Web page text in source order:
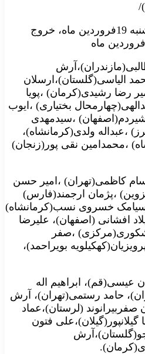
ورود ساعت ۱۸ روز چهارشنبه 19فروردین ماه، خروج
طالبی(مازندران)،آرش
الیاسی(گلستان)،ارسلان
رضا رشیدی(کرمان) ،پویا
بختیاری) ،ایوب
،سیدمهدی
،عبداله ولدی(کرمانشاه)،
،محمدامین نقی پور(زنجان)
کاظمی(تهران) ،امیر حسن
،پژمان ارجمند(فارس)
،سیامک خسروی نسب(کرمانشاه)
افشانی (اصفهان)، علیرضا
،صفر
بویراحمد)،
خان عیسی(قم)، ابراهیم اله
حامد رستمی(تهران)، آرش
صفربیرانوند (لرستان)،عماد
فتون